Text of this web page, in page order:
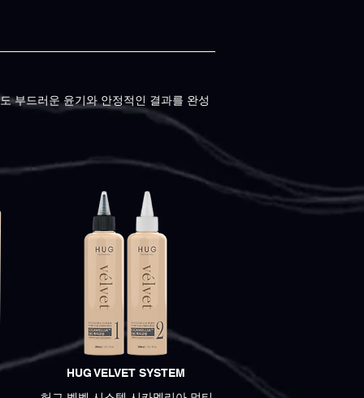
부드러운 윤기와 안정적인 결과를 완성
HUG VELVET SYSTEM